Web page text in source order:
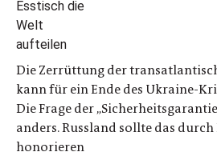
Die Zerrüttung der
kann für ein Ende des Ukraine-
Die Frage der
anders. Russland sollte das
honorieren